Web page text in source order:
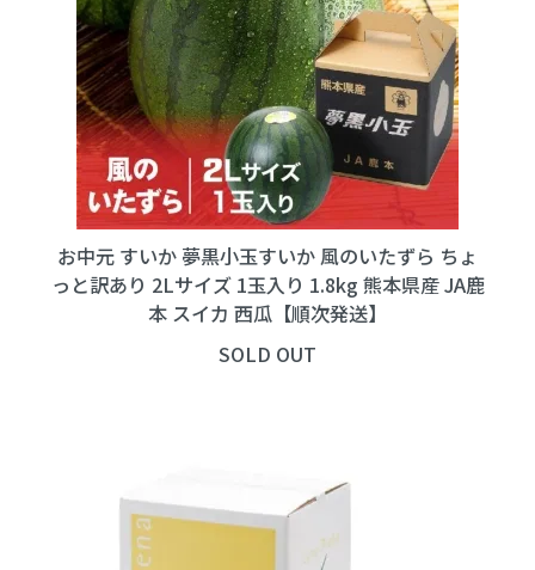
お中元 すいか 夢黒小玉すいか 風のいたずら ちょ
っと訳あり 2Lサイズ 1玉入り 1.8kg 熊本県産 JA鹿
本 スイカ 西瓜【順次発送】
SOLD OUT